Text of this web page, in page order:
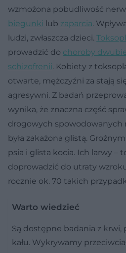
wzmożona pobudliwość
biegunki lub zaparcia.
ludzi, zwłaszcza dzieci.
prowadzić do choroby
schizofrenii. Kobiety z
otwarte, mężczyźni za stają
agresywni. Z badań
wynika, że znaczna część
drogowych spowodowanych
była zakażona glistą.
psia i glista kocia. Ich larwy –
doprowadzić do utraty
rocznie ok. 70 takich
Warto wiedzieć
Są dostępne badania z krwi,
kału. Wykrywamy